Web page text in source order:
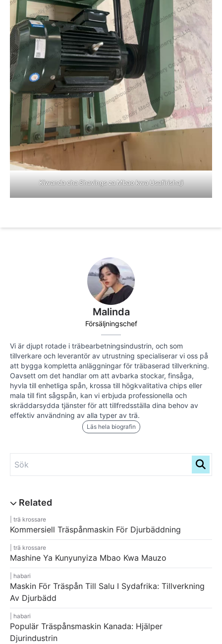
Malinda
Försäljningschef
Vi är djupt rotade i träbearbetningsindustrin, och som
tillverkare och leverantör av utrustning specialiserar vi oss på
att bygga kompletta anläggningar för träbaserad tillverkning.
Oavsett om det handlar om att avbarka stockar, finsåga,
hyvla till enhetliga spån, krossa till högkvalitativa chips eller
mala till fint sågspån, kan vi erbjuda professionella och
skräddarsydda tjänster för att tillfredsställa dina behov av
effektiv användning av alla typer av trä.
Läs hela biografin
trä krossare
Kommersiell Träspånmaskin För Djurbäddning
trä krossare
Mashine Ya Kunyunyiza Mbao Kwa Mauzo
habari
Maskin För Träspån Till Salu I Sydafrika: Tillverkning
Av Djurbädd
habari
Populär Träspånsmaskin Kanada: Hjälper
Djurindustrin
Kiwanda cha Shavings za Mbao kwa Usafirishaji